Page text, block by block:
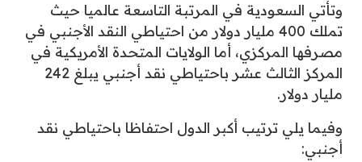
وتأتي السعودية في المرتبة التاسعة عالميا حيث
تملك 400 مليار دولار من احتياطي النقد الأجنبي في
مصرفها المركزي، أما الولايات المتحدة الأمريكية في
المركز الثالث عشر باحتياطي نقد أجنبي يبلغ 242
مليار دولار.
وفيما يلي ترتيب أكبر الدول احتفاظا باحتياطي نقد
أجنبي: